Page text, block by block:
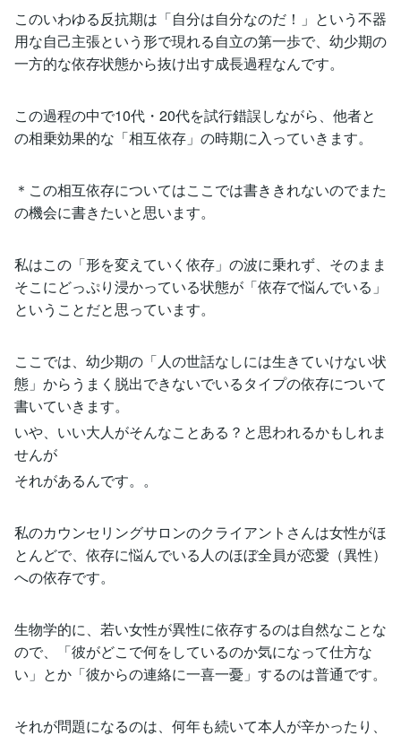
このいわゆる反抗期は「自分は自分なのだ！」という不器
用な自己主張という形で現れる自立の第一歩で、幼少期の
一方的な依存状態から抜け出す成長過程なんです。
この過程の中で10代・20代を試行錯誤しながら、他者と
の相乗効果的な「相互依存」の時期に入っていきます。
＊この相互依存についてはここでは書ききれないのでまた
の機会に書きたいと思います。
私はこの「形を変えていく依存」の波に乗れず、そのまま
そこにどっぷり浸かっている状態が「依存で悩んでいる」
ということだと思っています。
ここでは、幼少期の「人の世話なしには生きていけない状
態」からうまく脱出できないでいるタイプの依存について
書いていきます。
いや、いい大人がそんなことある？と思われるかもしれま
せんが
それがあるんです。。
私のカウンセリングサロンのクライアントさんは女性がほ
とんどで、依存に悩んでいる人のほぼ全員が恋愛（異性）
への依存です。
生物学的に、若い女性が異性に依存するのは自然なことな
ので、「彼がどこで何をしているのか気になって仕方な
い」とか「彼からの連絡に一喜一憂」するのは普通です。
それが問題になるのは、何年も続いて本人が辛かったり、